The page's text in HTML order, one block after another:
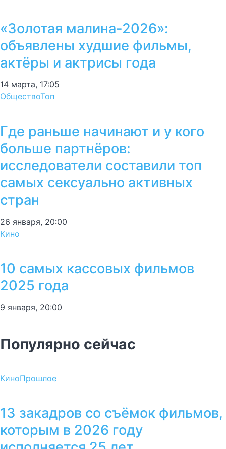
«Золотая малина-2026»:
объявлены худшие фильмы,
актёры и актрисы года
14 марта, 17:05
ОбществоТоп
Где раньше начинают и у кого
больше партнёров:
исследователи составили топ
самых сексуально активных
стран
26 января, 20:00
Кино
10 самых кассовых фильмов
2025 года
9 января, 20:00
Популярно сейчас
КиноПрошлое
13 закадров со съёмок фильмов,
которым в 2026 году